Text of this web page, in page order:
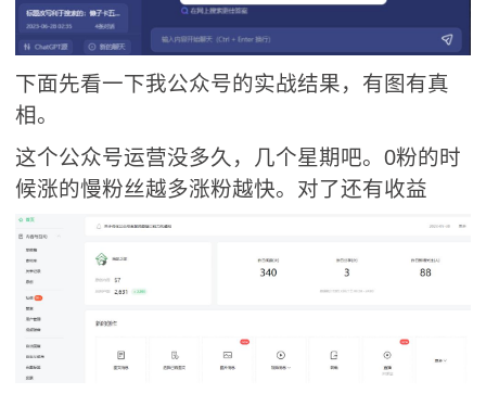
下面先看一下我公众号的实战结果，有图有真
相。
这个公众号运营没多久，几个星期吧。0粉的时
候涨的慢粉丝越多涨粉越快。对了还有收益